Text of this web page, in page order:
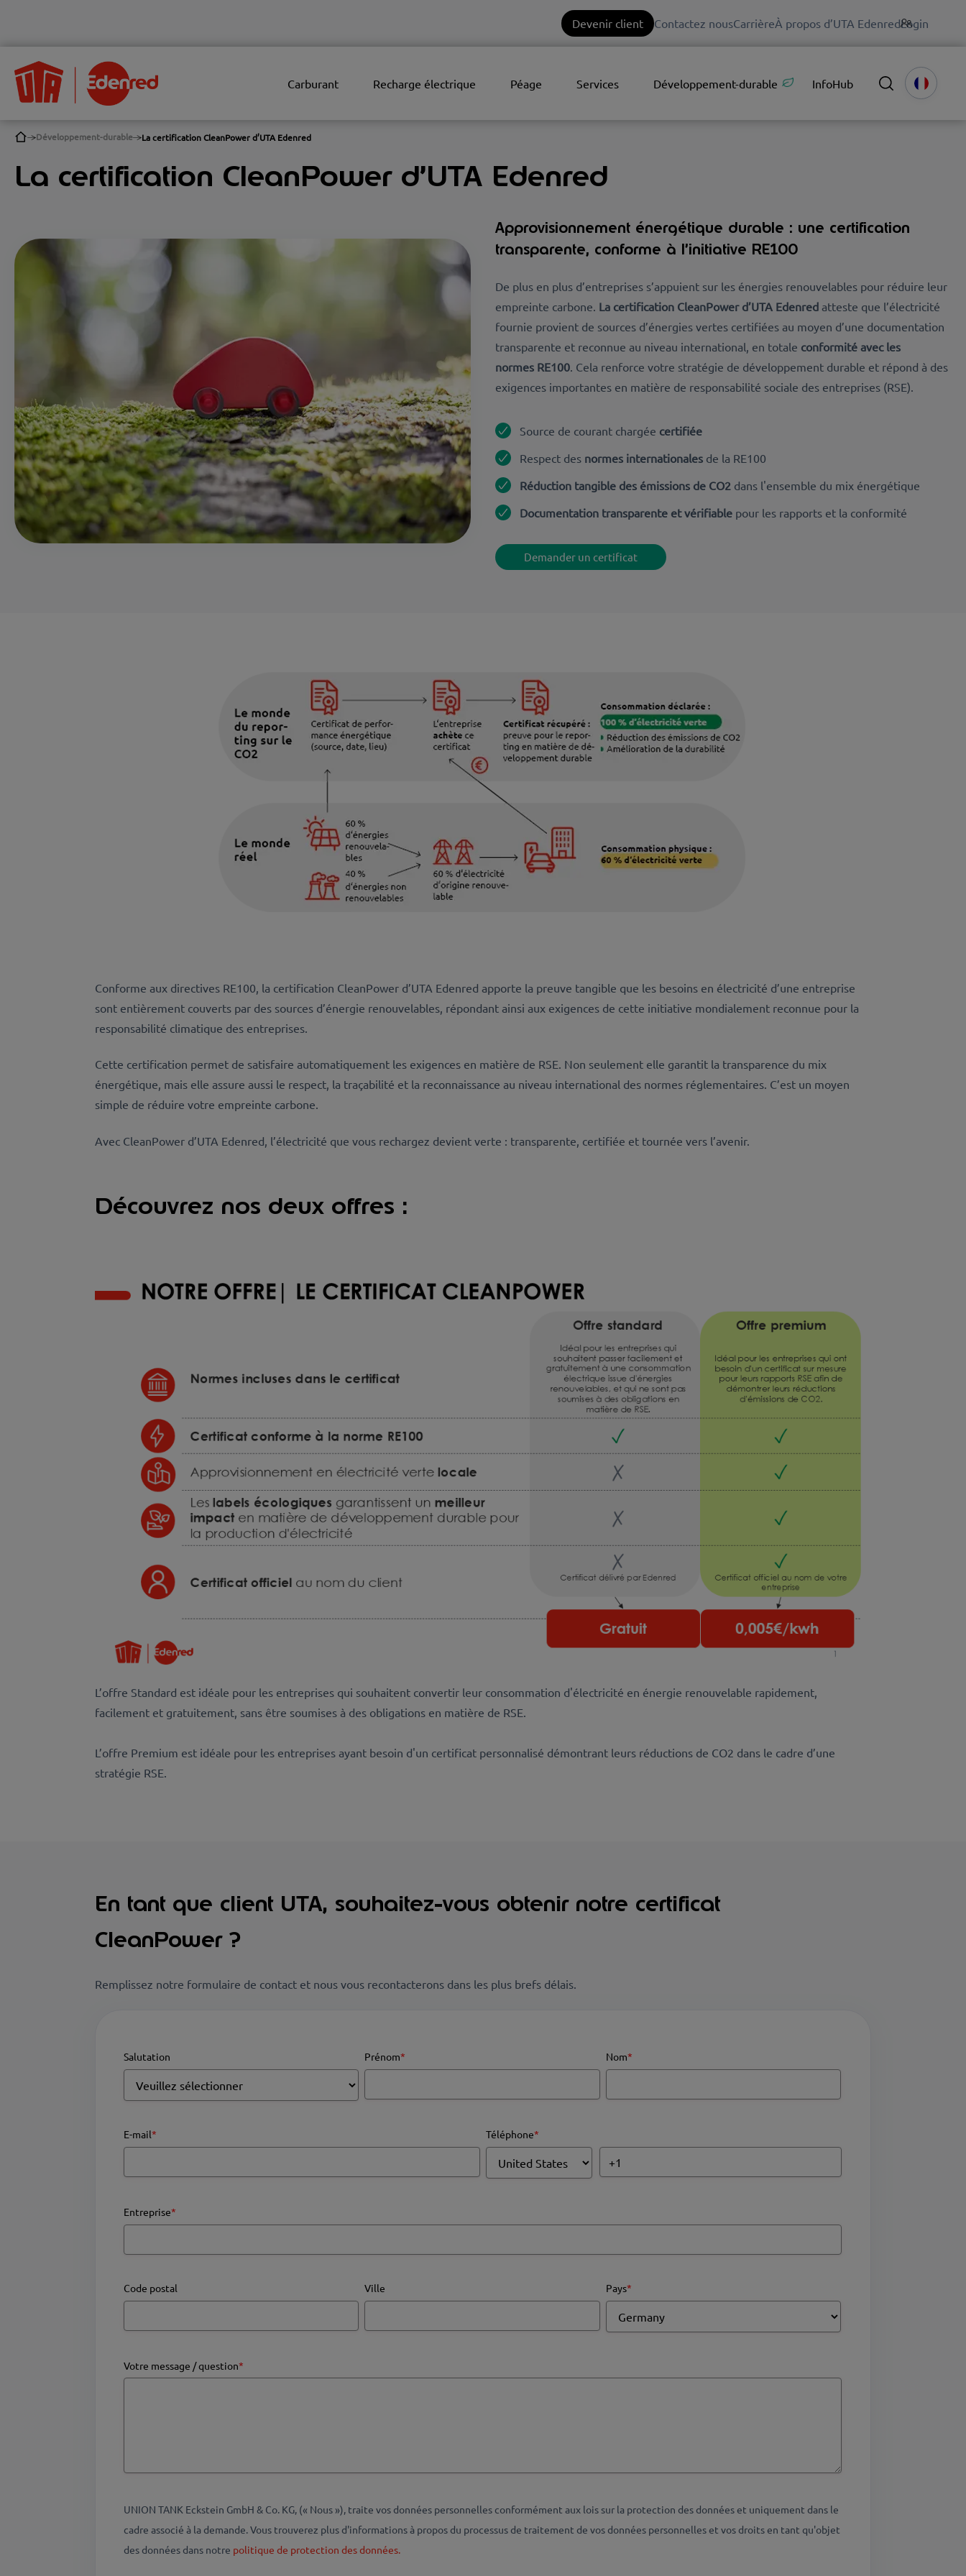
Devenir client Contactez nousCarrièreÀ propos d’UTA EdenredLogin
Carburant Recharge électrique Péage Services Développement-durable InfoHub
Développement-durable La certification CleanPower d’UTA Edenred
La certification CleanPower d’UTA Edenred
Approvisionnement énergétique durable : une certification
transparente, conforme à l’initiative RE100
De plus en plus d’entreprises s’appuient sur les énergies renouvelables pour réduire leur
empreinte carbone. La certification CleanPower d’UTA Edenred atteste que l’électricité
fournie provient de sources d’énergies vertes certifiéesau moyen d’une documentation
transparente et reconnue au niveau international, en totale conformité avec les
normes RE100. Cela renforce votre stratégie de développement durable et répond à des
exigences importantes en matière de responsabilité sociale des entreprises (RSE).
Source de courant chargée certifiée
Respect desnormes internationalesde la RE100
Réduction tangible des émissions de CO2 dans l'ensemble du mix énergétique
Documentation transparente et vérifiablepour les rapports et la conformité
Demander un certificat
Conforme aux directives RE100, la certification CleanPower d’UTA Edenred apporte la preuve tangible que les besoins en électricité d’une entreprise
sont entièrement couverts par des sources d’énergie renouvelables, répondant ainsi aux exigences de cette initiative mondialement reconnue pour la
responsabilité climatique des entreprises.
Cette certification permet de satisfaire automatiquement les exigences en matière de RSE. Non seulement elle garantit la transparence du mix
énergétique, mais elle assure aussi le respect, la traçabilité et la reconnaissance au niveau international des normes réglementaires. C’est un moyen
simple de réduire votre empreinte carbone.
Avec CleanPower d’UTA Edenred, l’électricité que vous rechargez devient verte : transparente, certifiée et tournée vers l’avenir.
Découvrez nos deux offres :
L’offre Standard est idéale pour les entreprises qui souhaitent convertir leur consommation d'électricité en énergie renouvelable rapidement,
facilement et gratuitement, sans être soumises à des obligations en matière de RSE.
L’offre Premium est idéale pour les entreprises ayant besoin d'un certificat personnalisé démontrant leurs réductions de CO2 dans le cadre d’une
stratégie RSE.
En tant que client UTA, souhaitez-vous obtenir notre certificat
CleanPower ?
Remplissez notre formulaire de contact et nous vous recontacterons dans les plus brefs délais.
Salutation Prénom* Nom*
E-mail* Téléphone*
Entreprise*
Code postal Ville Pays*
Votre message / question*
UNION TANK Eckstein GmbH & Co. KG, (« Nous »), traite vos données personnelles conformément aux lois sur la protection des données et uniquement dans le
cadre associé à la demande. Vous trouverez plus d'informations à propos du processus de traitement de vos données personnelles et vos droits en tant qu'objet
des données dans notre politique de protection des données.